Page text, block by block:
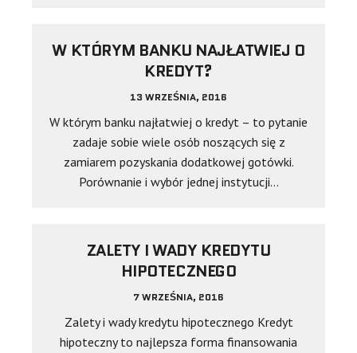
W KTÓRYM BANKU NAJŁATWIEJ O
KREDYT?
13 WRZEŚNIA, 2016
W którym banku najłatwiej o kredyt – to pytanie
zadaje sobie wiele osób noszących się z
zamiarem pozyskania dodatkowej gotówki.
Porównanie i wybór jednej instytucji…
ZALETY I WADY KREDYTU
HIPOTECZNEGO
7 WRZEŚNIA, 2016
Zalety i wady kredytu hipotecznego Kredyt
hipoteczny to najlepsza forma finansowania